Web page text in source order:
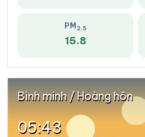
PM 2.5
15.8
Bình minh / Hoàng hôn
05:43